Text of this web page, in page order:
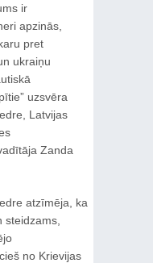
ir
apzinās,
pret
ukraiņu
uzsvēra
Latvijas
Zanda
atzīmēja, ka
no Krievijas